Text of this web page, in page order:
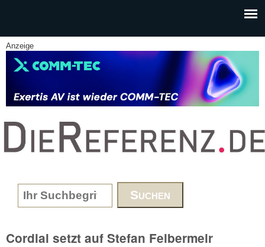
Anzeige
www.DieReferenz.de
Search form
Cordial setzt auf Stefan Felbermeir